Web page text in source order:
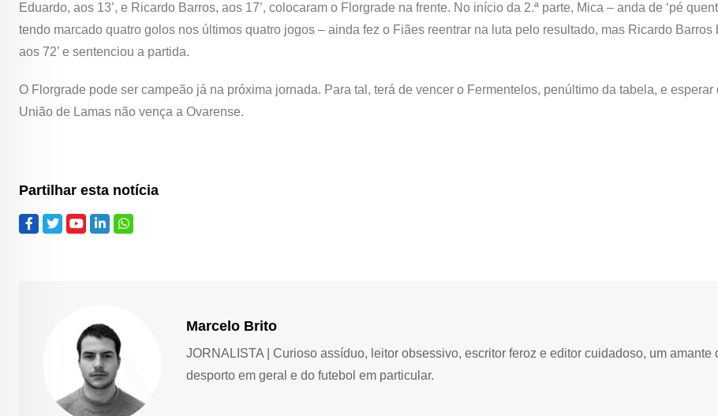
Eduardo, aos 13’, e Ricardo Barros, aos 17’, colocaram o Florgrade na frente. No início da 2.ª parte, Mica – anda de ‘pé
tendo marcado quatro golos nos últimos quatro jogos – ainda fez o Fiães reentrar na luta pelo resultado, mas Ricardo Barros
aos 72’ e sentenciou a partida.
O Florgrade pode ser campeão já na próxima jornada. Para tal, terá de vencer o Fermentelos, penúltimo da tabela, e esperar
União de Lamas não vença a Ovarense.
Partilhar esta notícia
Marcelo Brito
JORNALISTA | Curioso assíduo, leitor obsessivo, escritor feroz e editor cuidadoso, um amante
desporto em geral e do futebol em particular.